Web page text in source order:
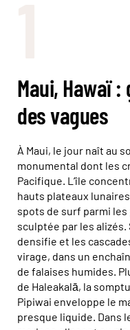
Maui, Hawaï
des vagues
À Maui, le jour naît au
monumental dont les
Pacifique. L’île
hauts plateaux
spots de surf parmi les
sculptée par les alizés.
densifie et les
virage, dans un
de falaises humides.
de Haleakalā, la
Pipiwai enveloppe le
presque liquide. Dans